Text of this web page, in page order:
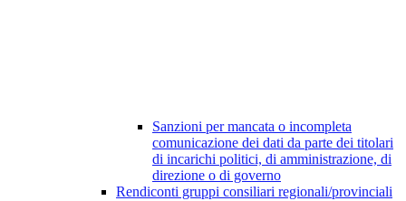
Sanzioni per mancata o incompleta
comunicazione dei dati da parte dei titolari
di incarichi politici, di amministrazione, di
direzione o di governo
Rendiconti gruppi consiliari regionali/provinciali